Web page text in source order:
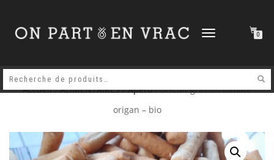
DÉPLIER
0
Accueil/ALIMENTAIRES/Apéro/ Biscuit gressin tomate
origan – bio